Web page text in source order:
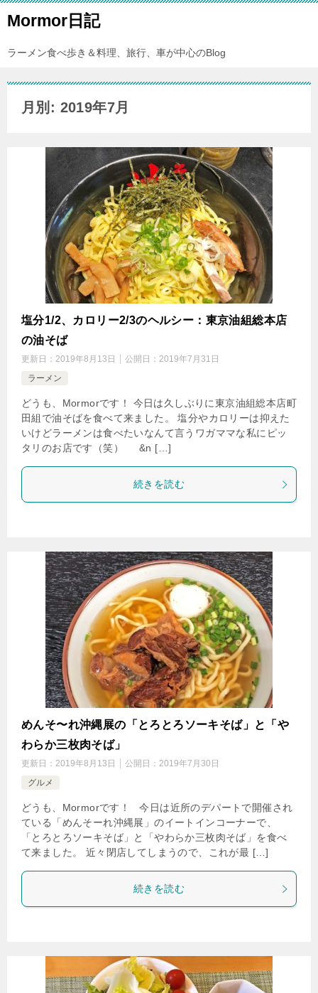
Mormor日記
ラーメン食べ歩き＆料理、旅行、車が中心のBlog
月別: 2019年7月
塩分1/2、カロリー2/3のヘルシー：東京油組総本店
の油そば
更新日： 2019年8月13日 公開日： 2019年7月31日
ラーメン
どうも、Mormorです！ 今日は久しぶりに東京油組総本店町
田組で油そばを食べて来ました。 塩分やカロリーは抑えた
いけどラーメンは食べたいなんて言うワガママな私にピッ
タリのお店です（笑） &n […]
続きを読む
めんそ〜れ沖縄展の「とろとろソーキそば」と「や
わらか三枚肉そば」
更新日： 2019年8月13日 公開日： 2019年7月30日
グルメ
どうも、Mormorです！ 今日は近所のデパートで開催され
ている「めんそーれ沖縄展」のイートインコーナーで、
「とろとろソーキそば」と「やわらか三枚肉そば」を食べ
て来ました。 近々閉店してしまうので、これが最 […]
続きを読む